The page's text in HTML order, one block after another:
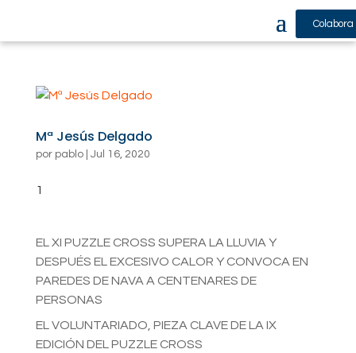
Colabora
Mª Jesús Delgado
por pablo| Jul 16, 2020
1
EL XI PUZZLE CROSS SUPERA LA LLUVIA Y
DESPUÉS EL EXCESIVO CALOR Y CONVOCA EN
PAREDES DE NAVA A CENTENARES DE
PERSONAS
EL VOLUNTARIADO, PIEZA CLAVE DE LA IX
EDICIÓN DEL PUZZLE CROSS